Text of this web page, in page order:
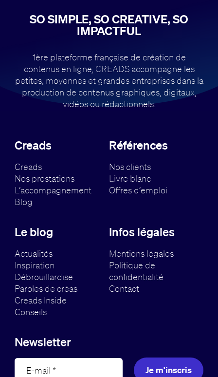
SO SIMPLE, SO CREATIVE, SO
IMPACTFUL
1ère plateforme française de création de
contenus en ligne, CREADS accompagne les
petites, moyennes et grandes entreprises dans la
production de contenus graphiques, digitaux,
vidéos ou rédactionnels.
Creads
Creads
Nos prestations
L’accompagnement
Blog
Références
Nos clients
Livre blanc
Offres d’emploi
Le blog
Actualités
Inspiration
Débrouillardise
Paroles de créas
Creads Inside
Conseils
Infos légales
Mentions légales
Politique de
confidentialité
Contact
Newsletter
Je m'inscris